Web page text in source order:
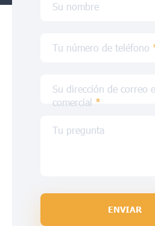
Su nombre
Tu número de teléfono
Su dirección de correo
comercial *
Tu pregunta
ENVIAR